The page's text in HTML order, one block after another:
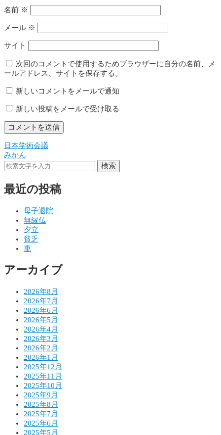
名前 ※
メール ※
サイト
次回のコメントで使用するためブラウザーに自分の名前、メ
ールアドレス、サイトを保存する。
新しいコメントをメールで通知
新しい投稿をメールで受け取る
投
稿
ビ
ン
日本学術会議
みかん
検索
最近の投稿
母子退院
無縁仏
夕立
貧乏
車
アーカイブ
2026年8月
2026年7月
2026年6月
2026年5月
2026年4月
2026年3月
2026年2月
2026年1月
2025年12月
2025年11月
2025年10月
2025年9月
2025年8月
2025年7月
2025年6月
2025年5月